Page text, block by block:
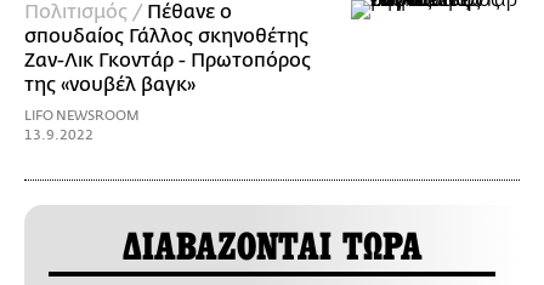
Πολιτισμός / Πέθανε ο
σπουδαίος Γάλλος σκηνοθέτης
Ζαν-Λικ Γκοντάρ - Πρωτοπόρος
της «νουβέλ βαγκ»
LIFO NEWSROOM
13.9.2022
ΔΙΑΒΑΖΟΝΤΑΙ ΤΩΡΑ